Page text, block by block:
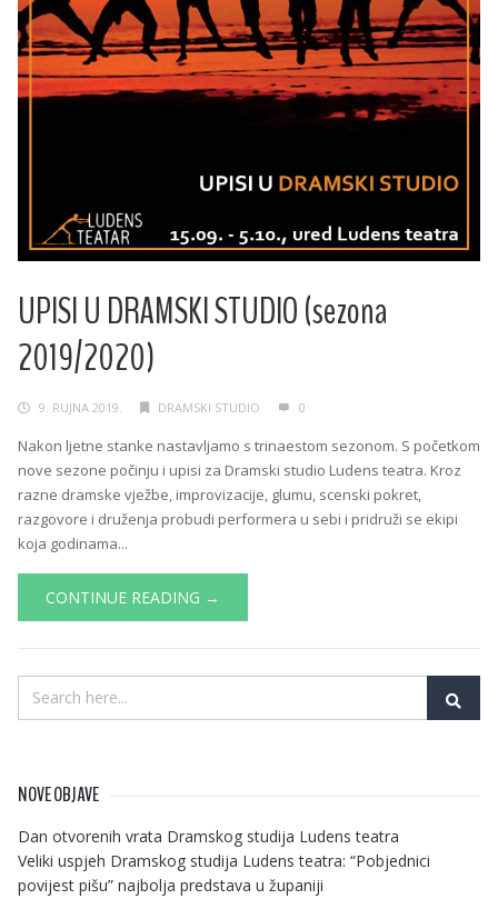
UPISI U DRAMSKI STUDIO (sezona
2019/2020)
9. RUJNA 2019. DRAMSKI STUDIO 0
Nakon ljetne stanke nastavljamo s trinaestom sezonom. S početkom
nove sezone počinju i upisi za Dramski studio Ludens teatra. Kroz
razne dramske vježbe, improvizacije, glumu, scenski pokret,
razgovore i druženja probudi performera u sebi i pridruži se ekipi
koja godinama...
CONTINUE READING →
NOVE OBJAVE
Dan otvorenih vrata Dramskog studija Ludens teatra
Veliki uspjeh Dramskog studija Ludens teatra: “Pobjednici
povijest pišu” najbolja predstava u županiji